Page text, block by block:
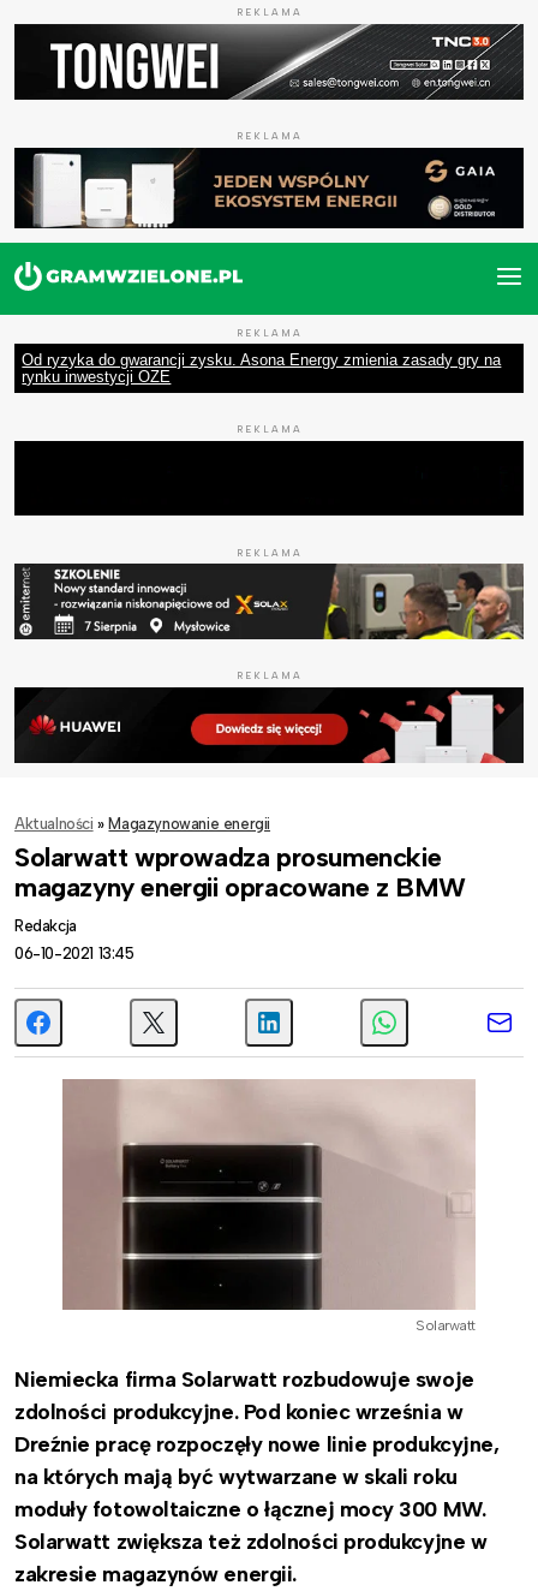
REKLAMA
REKLAMA
REKLAMA
Od ryzyka do gwarancji zysku. Asona Energy zmienia zasady gry na
rynku inwestycji OZE
REKLAMA
REKLAMA
REKLAMA
Aktualności » Magazynowanie energii
Solarwatt wprowadza prosumenckie
magazyny energii opracowane z BMW
Redakcja
06-10-2021 13:45
Solarwatt
Niemiecka firma Solarwatt rozbudowuje swoje
zdolności produkcyjne. Pod koniec września w
Dreźnie pracę rozpoczęły nowe linie produkcyjne,
na których mają być wytwarzane w skali roku
moduły fotowoltaiczne o łącznej mocy 300 MW.
Solarwatt zwiększa też zdolności produkcyjne w
zakresie magazynów energii.